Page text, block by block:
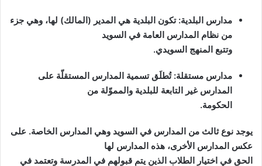
مدارس البلدية: تكون البلدية هي المدير (المالك) لها، وهي جزء
من نظام المدارس العامة في السويد
وتتبع المنهج السويدي.
مدارس مستقلة: تُطلَق تسمية المدارس المستقلّة على
المدارس غير التابعة للبلدية والمموّلة من
الحكومة.
يوجد نوع ثالث من المدارس في السويد وهي المدارس الخاصة. على
عكس المدارس الأخرى، هذه المدارس لها
الحق في اختيار الطلاب الذين يتم قبولهم في المدرسة وتعتمد في